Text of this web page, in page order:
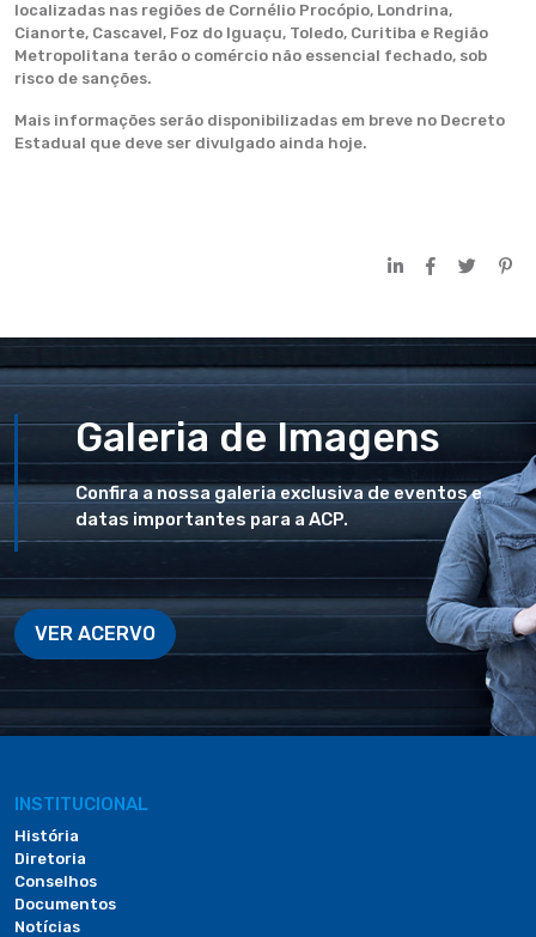
localizadas nas regiões de Cornélio Procópio, Londrina,
Cianorte, Cascavel, Foz do Iguaçu, Toledo, Curitiba e Região
Metropolitana terão o comércio não essencial fechado, sob
risco de sanções.
Mais informações serão disponibilizadas em breve no Decreto
Estadual que deve ser divulgado ainda hoje.
Galeria de Imagens
Confira a nossa galeria exclusiva de eventos e
datas importantes para a ACP.
VER ACERVO
INSTITUCIONAL
História
Diretoria
Conselhos
Documentos
Notícias